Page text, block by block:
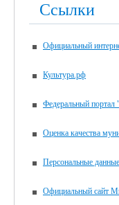
Ссылки
Официальный
Культура.рф
Федеральный портал
Оценка качества
Персональные
Официальный сайт